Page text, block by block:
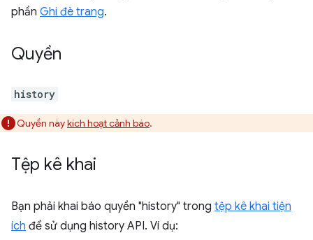
phần Ghi đè trang.
Quyền
history
Quyền nàykích hoạt cảnh báo.
Tệp kê khai
Bạn phải khai báo quyền "history" trong tệp kê khai tiện
ích để sử dụng history API. Ví dụ: